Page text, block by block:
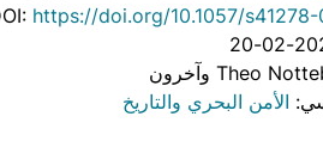
https://doi.org/10.1057/
الأمن البحري والتاريخ